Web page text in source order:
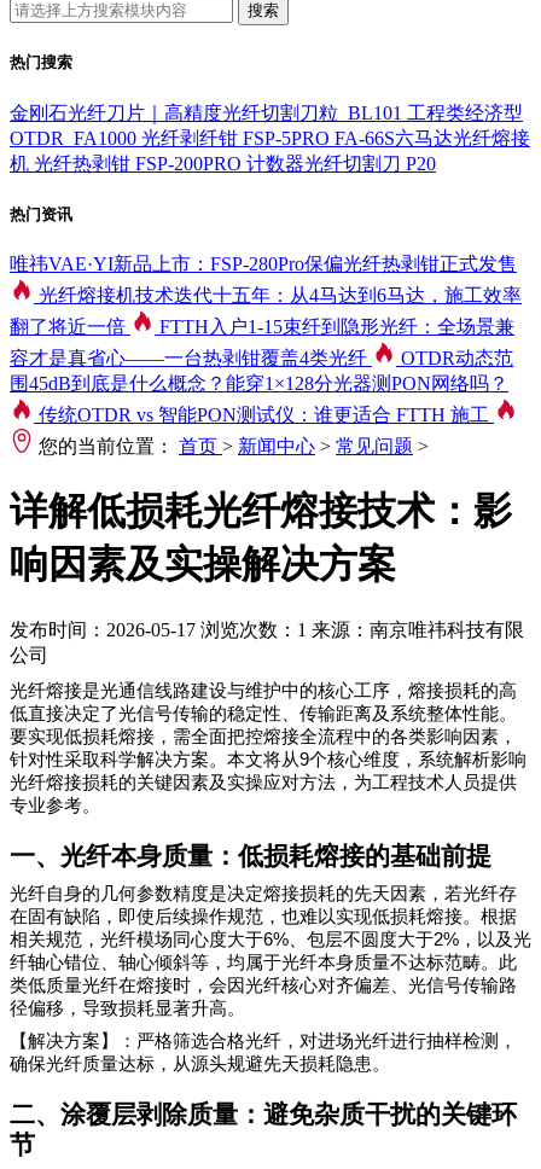
搜索
热门搜索
金刚石光纤刀片｜高精度光纤切割刀粒_BL101 工程类经济型
OTDR_FA1000 光纤剥纤钳 FSP-5PRO FA-66S六马达光纤熔接
机 光纤热剥钳 FSP-200PRO 计数器光纤切割刀 P20
热门资讯
唯祎VAE·YI新品上市：FSP-280Pro保偏光纤热剥钳正式发售
光纤熔接机技术迭代十五年：从4马达到6马达，施工效率
翻了将近一倍
FTTH入户1-15束纤到隐形光纤：全场景兼
容才是真省心——一台热剥钳覆盖4类光纤
OTDR动态范
围45dB到底是什么概念？能穿1×128分光器测PON网络吗？
传统OTDR vs 智能PON测试仪：谁更适合 FTTH 施工
您的当前位置：
首页 > 新闻中心 > 常见问题 >
详解低损耗光纤熔接技术：影
响因素及实操解决方案
发布时间：2026-05-17 浏览次数：1 来源：南京唯祎科技有限
公司
光纤熔接是光通信线路建设与维护中的核心工序，熔接损耗的高
低直接决定了光信号传输的稳定性、传输距离及系统整体性能。
要实现低损耗熔接，需全面把控熔接全流程中的各类影响因素，
针对性采取科学解决方案。本文将从9个核心维度，系统解析影响
光纤熔接损耗的关键因素及实操应对方法，为工程技术人员提供
专业参考。
一、光纤本身质量：低损耗熔接的基础前提
光纤自身的几何参数精度是决定熔接损耗的先天因素，若光纤存
在固有缺陷，即使后续操作规范，也难以实现低损耗熔接。根据
相关规范，光纤模场同心度大于6% 、包层不圆度大于2% ，以及光
纤轴心错位、轴心倾斜等，均属于光纤本身质量不达标范畴。此
类低质量光纤在熔接时，会因光纤核心对齐偏差、光信号传输路
径偏移，导致损耗显著升高。
【解决方案】：严格筛选合格光纤，对进场光纤进行抽样检测，
确保光纤质量达标，从源头规避先天损耗隐患。
二、涂覆层剥除质量：避免杂质干扰的关键环
节